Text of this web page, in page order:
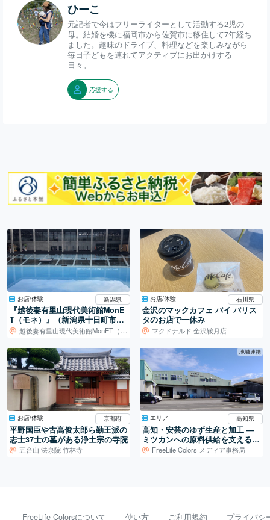
ひーこ
元記者で今はフリーライターとして活動する2児の
母。結婚を機に福岡市から佐賀市に移住して7年経ち
ました。趣味のドライブ、料理などを楽しみながら
毎日子どもを連れてアクティブにお出かけする
日々。
応援する
お店/体験 新潟県
『越後妻有里山現代美術館MonE
T（モネ）』（新潟県十日町市）
（次回の「大地の芸術祭」は、
越後妻有里山現代美術館MonET（モネ）
お店/体験 石川県
金沢のマックカフェ バイ バリス
タのお店で一休み
マクドナルド 金沢鞍月店
お店/体験 京都府
平野国臣や古高俊太郎ら勤王派の
志士37士の墓がある浄土宗の寺院
五台山 法泉院 竹林寺
地域連携
エリア 高知県
高知・安芸のゆず生産と加工 ―
ミツカンへの原料供給を支える仕
組みFreeLife Colors メディア事務局
FreeLife Colorsについて 使い方 ご利用規約 プライバシ